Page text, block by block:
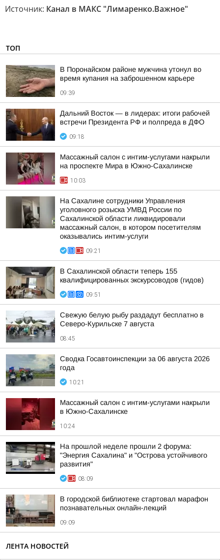
Источник: Канал в МАКС "Лимаренко.Важное"
ТОП
В Поронайском районе мужчина утонул во
время купания на заброшенном карьере
09:39
Дальний Восток — в лидерах: итоги рабочей
встречи Президента РФ и полпреда в ДФО
09:18
Массажный салон с интим-услугами накрыли
на проспекте Мира в Южно-Сахалинске
10:03
На Сахалине сотрудники Управления
уголовного розыска УМВД России по
Сахалинской области ликвидировали
массажный салон, в котором посетителям
оказывались интим-услуги
09:21
В Сахалинской области теперь 155
квалифицированных экскурсоводов (гидов)
09:51
Свежую белую рыбу раздадут бесплатно в
Северо-Курильске 7 августа
08:45
Сводка Госавтоинспекции за 06 августа 2026
года
10:21
Массажный салон с интим-услугами накрыли
в Южно-Сахалинске
10:24
На прошлой неделе прошли 2 форума:
"Энергия Сахалина" и "Острова устойчивого
развития"
08:09
В городской библиотеке стартовал марафон
познавательных онлайн-лекций
09:09
ЛЕНТА НОВОСТЕЙ